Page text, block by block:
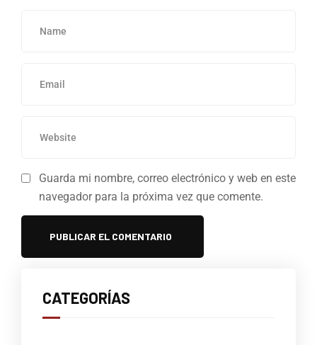
Guarda mi nombre, correo electrónico y web en este
navegador para la próxima vez que comente.
CATEGORÍAS